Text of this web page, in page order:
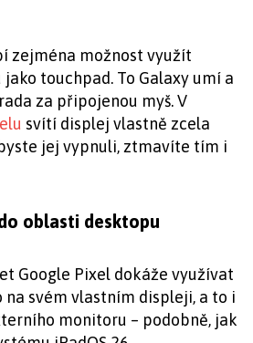
zejména možnost využít
touchpad. To Galaxy umí a
za připojenou myš. V
svítí displej vlastně zcela
jej vypnuli, ztmavíte tím i
oblasti desktopu
Google Pixel dokáže využívat
svém vlastním displeji, a to i
monitoru – podobně, jak